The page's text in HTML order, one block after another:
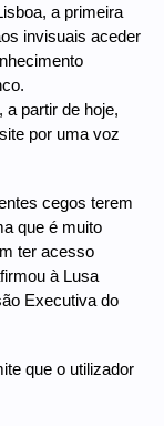
a primeira
invisuais aceder
a partir de hoje,
por uma voz
cegos terem
que é muito
ter acesso
à Lusa
Executiva do
que o utilizador